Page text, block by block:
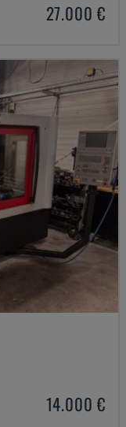
27.000 €
14.000 €